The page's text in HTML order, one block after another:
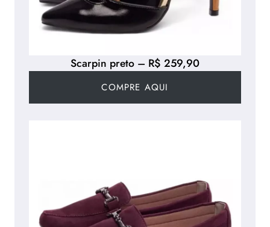
Scarpin preto – R$ 259,90
COMPRE AQUI